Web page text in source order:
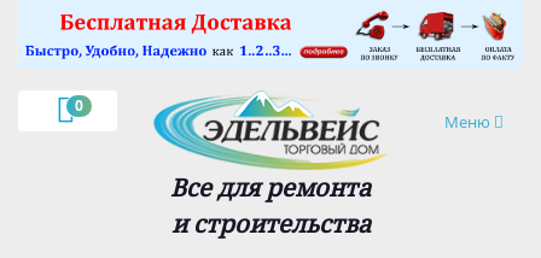
0
Навигация
Меню
Все для ремонта
и строительства
×